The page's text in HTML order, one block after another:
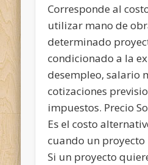
Corresponde al
utilizar mano de
determinado
condicionado a la
desempleo, salario
cotizaciones
impuestos. Precio
Es el costo
cuando un
Si un proyecto